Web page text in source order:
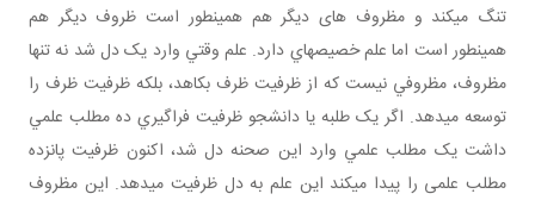
تنگ مي کند و مظروف های ديگر هم همين طور است ظروف ديگر هم
همين طور است اما علم خصيصه اي دارد. علم وقتي وارد يک دل شد نه تنها
مظروف، مظروفي نيست که از ظرفيت ظرف بکاهد، بلکه ظرفيت ظرف را
توسعه مي دهد. اگر يک طلبه يا دانشجو ظرفيت فراگيري ده مطلب علمي
داشت يک مطلب علمي وارد اين صحنه دل شد، اکنون ظرفيت پانزده
مطلب علمی را پيدا مي کند اين علم به دل ظرفيت مي دهد. اين مظروف